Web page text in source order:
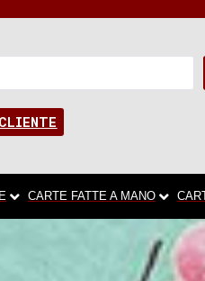
CARTE FATTE A MANO